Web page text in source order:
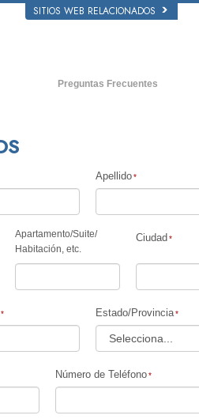
SITIOS WEB RELACIONADOS
Preguntas Frecuentes
Películas
Apellido
Apartamento/Suite/
Habitación, etc.
Ciudad
Estado/Provincia
Número de Teléfono